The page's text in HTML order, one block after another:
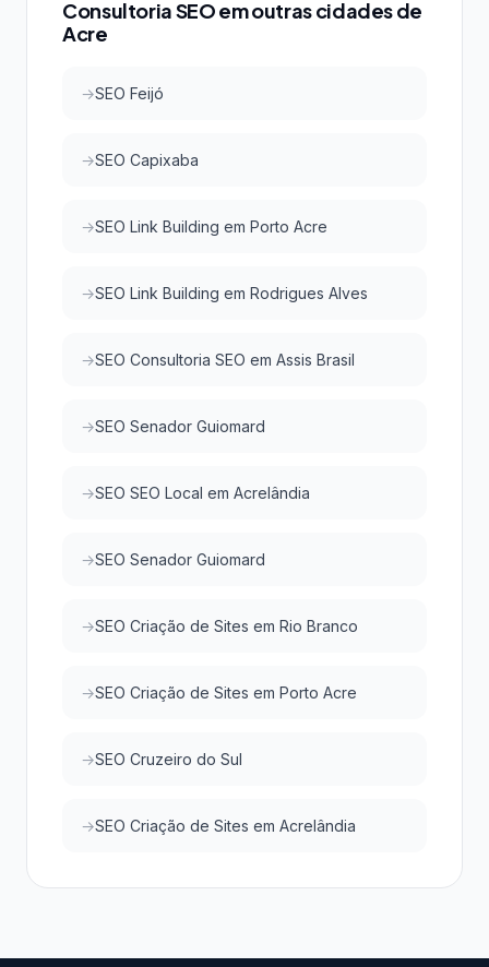
Consultoria SEO em outras cidades de
Acre
SEO Feijó
SEO Capixaba
SEO Link Building em Porto Acre
SEO Link Building em Rodrigues Alves
SEO Consultoria SEO em Assis Brasil
SEO Senador Guiomard
SEO SEO Local em Acrelândia
SEO Senador Guiomard
SEO Criação de Sites em Rio Branco
SEO Criação de Sites em Porto Acre
SEO Cruzeiro do Sul
SEO Criação de Sites em Acrelândia